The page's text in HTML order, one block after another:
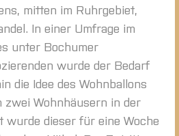
mitten im Ruhrgebiet,
In einer Umfrage im
unter Bochumer
wurde der Bedarf
die Idee des Wohnballons
Wohnhäusern in der
wurde dieser für eine Woche